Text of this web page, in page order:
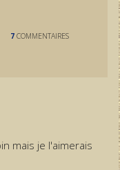
7 COMMENTAIRES
mais je l'aimerais